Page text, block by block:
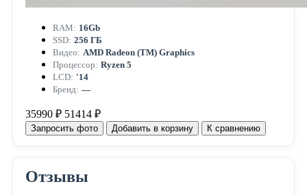
RAM: 16Gb
SSD: 256 ГБ
Видео: AMD Radeon (TM) Graphics
Процессор: Ryzen 5
LCD: '14
Бренд: —
35990 ₽ 51414 ₽
Запросить фото Добавить в корзину К сравнению
Отзывы